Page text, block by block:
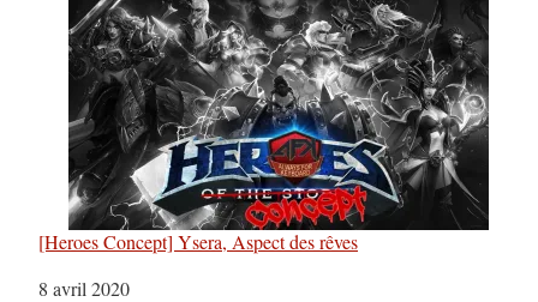
[Heroes Concept] Ysera, Aspect des rêves
Date
8 avril 2020